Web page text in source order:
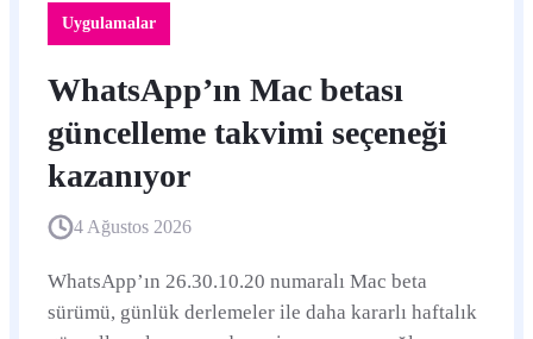
Uygulamalar
WhatsApp’ın Mac betası
güncelleme takvimi seçeneği
kazanıyor
4 Ağustos 2026
WhatsApp’ın 26.30.10.20 numaralı Mac beta
sürümü, günlük derlemeler ile daha kararlı haftalık